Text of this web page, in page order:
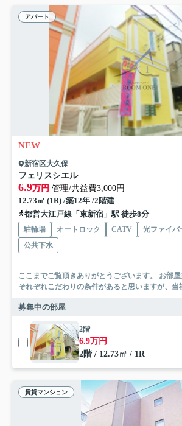
アパート
NEW
新宿区大久保
フェリスシエル
6.9万円 管理/共益費3,000円
12.73㎡ (1R) /築12年 /2階建
都営大江戸線「東新宿」駅 徒歩8分
駐輪場 オートロック CATV 光ファイバ
公共下水
ここまでご覧頂きありがとうございます。 お部屋探しの際には、皆さま
それぞれこだわりの条件があると思いますが、当
募集中の部屋
2階
6.9万円
2階 / 12.73㎡ / 1R
賃貸マンション